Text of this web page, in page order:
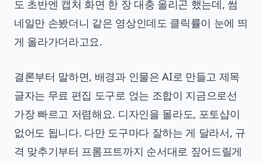
도 초반엔 캡처 화면 한 장 대충 올리곤 했는데, 썸
네일만 손봤더니 같은 영상인데도 클릭률이 눈에 띄
게 올라가더라고요.
결론부터 말하면, 배경과 인물은 AI로 만들고 제목
글자는 무료 편집 도구로 얹는 조합이 지금으로선
가장 빠르고 저렴해요. 디자인을 몰라도, 포토샵이
없어도 됩니다. 다만 도구마다 잘하는 게 달라서, 규
격 맞추기부터 프롬프트까지 순서대로 짚어드릴게